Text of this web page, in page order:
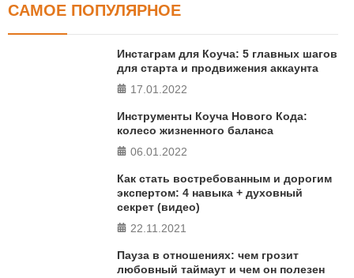
Тест FERMI
в 5 главных сферах
САМОЕ ПОПУЛЯРНОЕ
Инстаграм для Коуча: 5 главных шагов
для старта и продвижения аккаунта
17.01.2022
Инструменты Коуча Нового Кода:
колесо жизненного баланса
06.01.2022
Как стать востребованным и дорогим
экспертом: 4 навыка + духовный
секрет (видео)
22.11.2021
Пауза в отношениях: чем грозит
любовный таймаут и чем он полезен